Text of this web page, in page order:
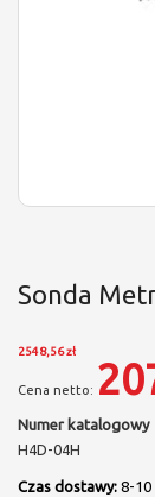
Sonda
2548,56 zł
Numer katalogowy
H4D-04H
Czas dostawy: 8-